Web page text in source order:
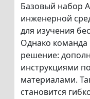
Базовый набор
инженерной
для изучения
Однако
решение:
инструкциями
материалами.
становится